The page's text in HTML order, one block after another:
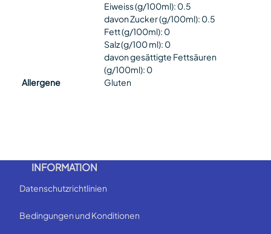
Eiweiss (g/100ml): 0.5
davon Zucker (g/100ml): 0.5
Fett (g/100ml): 0
Salz (g/100 ml): 0
davon gesättigte Fettsäuren
(g/100ml): 0
Allergene
Gluten
INFORMATION
Datenschutzrichtlinien
Bedingungen und Konditionen